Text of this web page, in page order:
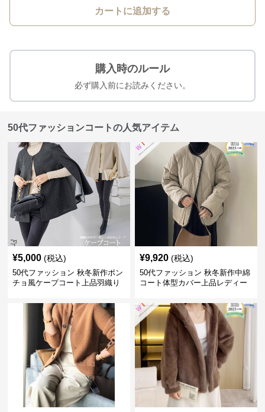
カートに追加する
購入時のルール
必ず購入前にお読みください。
50代ファッションコートの人気アイテム
¥5,000 (税込)
50代ファッション 秋冬新作ポン
チョ風ケープコート上品羽織り
¥9,920 (税込)
50代ファッション 秋冬新作中綿
コート体型カバー上品レディー